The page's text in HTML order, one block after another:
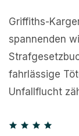
Ein
den
wieder
Tod im